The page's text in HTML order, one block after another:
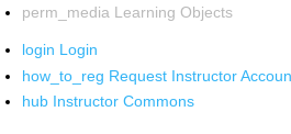
perm_media Learning Objects
login Login
how_to_reg Request Instructor
hub Instructor Commons